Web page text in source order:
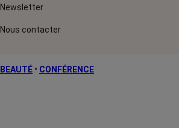
Newsletter
Nous contacter
BEAUTÉ • CONFÉRENCE